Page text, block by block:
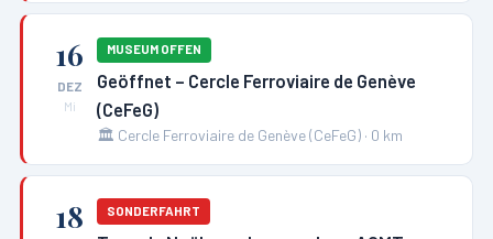
16
DEZ
Mi
MUSEUM OFFEN
Geöffnet – Cercle Ferroviaire de Genève
(CeFeG)
🏛️ Cercle Ferroviaire de Genève (CeFeG) · 0 km
18 SONDERFAHRT